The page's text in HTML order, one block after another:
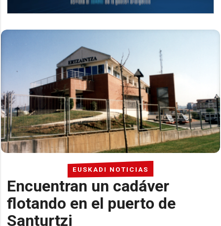
EUSKADI NOTICIAS
Encuentran un cadáver
flotando en el puerto de
Santurtzi